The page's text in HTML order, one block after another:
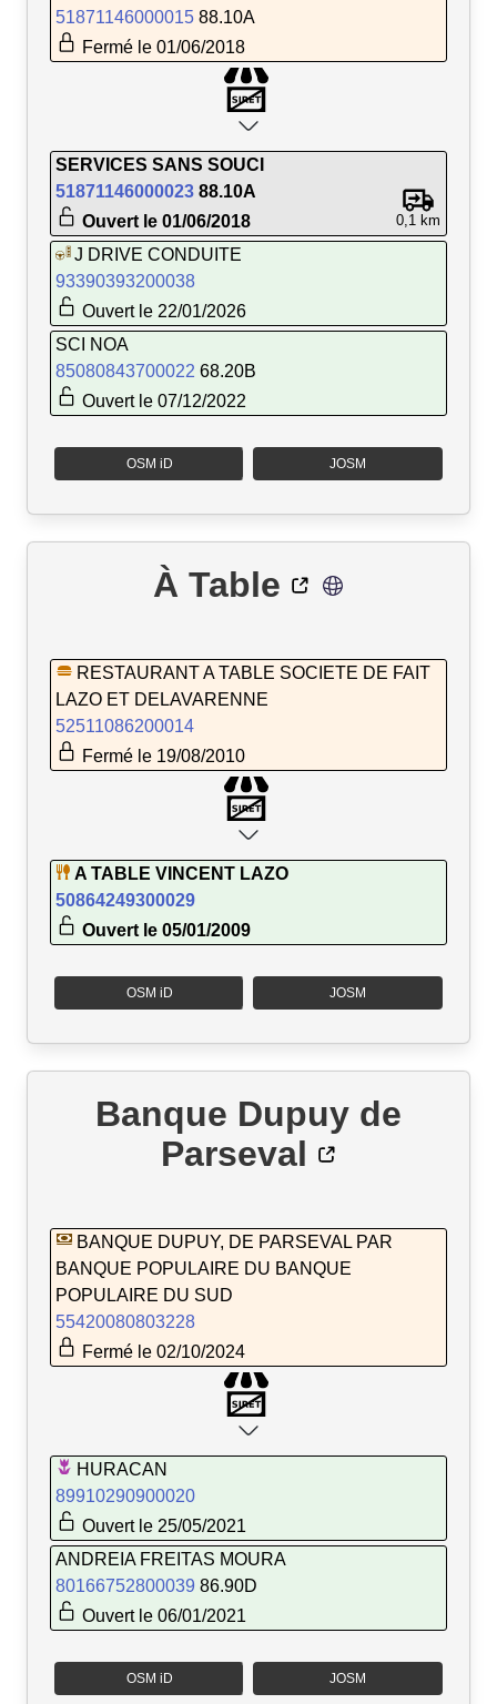
51871146000015 88.10A
Fermé le 01/06/2018
SERVICES SANS SOUCI
51871146000023 88.10A
Ouvert le 01/06/2018
0,1 km
J DRIVE CONDUITE
93390393200038
Ouvert le 22/01/2026
SCI NOA
85080843700022 68.20B
Ouvert le 07/12/2022
OSM iD JOSM
À Table
RESTAURANT A TABLE SOCIETE DE FAIT
LAZO ET DELAVARENNE
52511086200014
Fermé le 19/08/2010
A TABLE VINCENT LAZO
50864249300029
Ouvert le 05/01/2009
OSM iD JOSM
Banque Dupuy de
Parseval
BANQUE DUPUY, DE PARSEVAL PAR
BANQUE POPULAIRE DU BANQUE
POPULAIRE DU SUD
55420080803228
Fermé le 02/10/2024
HURACAN
89910290900020
Ouvert le 25/05/2021
ANDREIA FREITAS MOURA
80166752800039 86.90D
Ouvert le 06/01/2021
OSM iD JOSM